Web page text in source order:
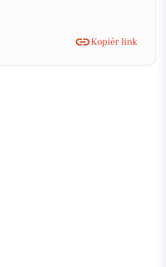
Kopiér link